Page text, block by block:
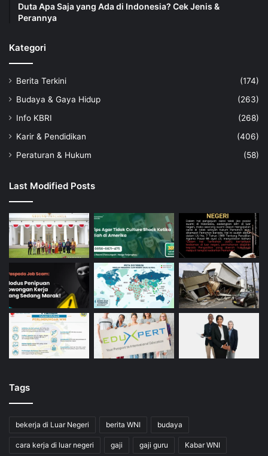
Duta Apa Saja yang Ada di Indonesia? Cek Jenis &
Perannya
Kategori
Berita Terkini
(174)
Budaya & Gaya Hidup
(263)
Info KBRI
(268)
Karir & Pendidikan
(406)
Peraturan & Hukum
(58)
Last Modified Posts
Tags
bekerja di Luar Negeri berita WNI budaya
cara kerja di luar negeri gaji gaji guru Kabar WNI